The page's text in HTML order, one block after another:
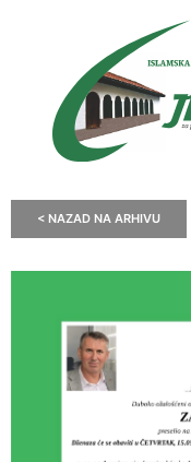
< NAZAD NA ARHIVU